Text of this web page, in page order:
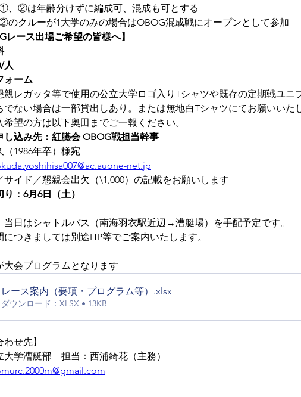
、②は年齢分けずに編成可、混成も可とする
のクルーが1大学のみの場合はOBOG混成戦にオープンとして参加
レース出場ご希望の皆様へ】
人
ーム
親レガッタ等で使用の公立大学ロゴ入りTシャツや既存の定期戦ユニ
でない場合は一部貸出しあり。または無地白Tシャツにてお願いいた
希望の方は以下奥田までご一報ください。
込み先：紅臙会 OBOG戦担当幹事
（1986年卒）様宛
net.jp
サイド／懇親会出欠（\1,000）の記載をお願いします
り：6月6日（土）
当日はシャトルバス（南海羽衣駅近辺→漕艇場）を手配予定です。
につきましては別途HP等でご案内いたします。
大会プログラムとなります
レース案内（要項・プログラム等） .xlsx
ダウンロード：XLSX • 13KB
わせ先】
大学漕艇部　担当：西浦綺花（主務）